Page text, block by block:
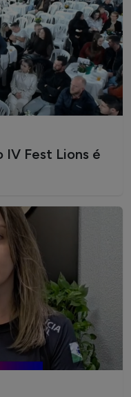
IV Fest Lions é